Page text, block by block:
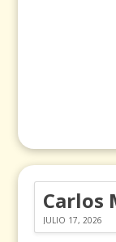
JULIO 17, 2026